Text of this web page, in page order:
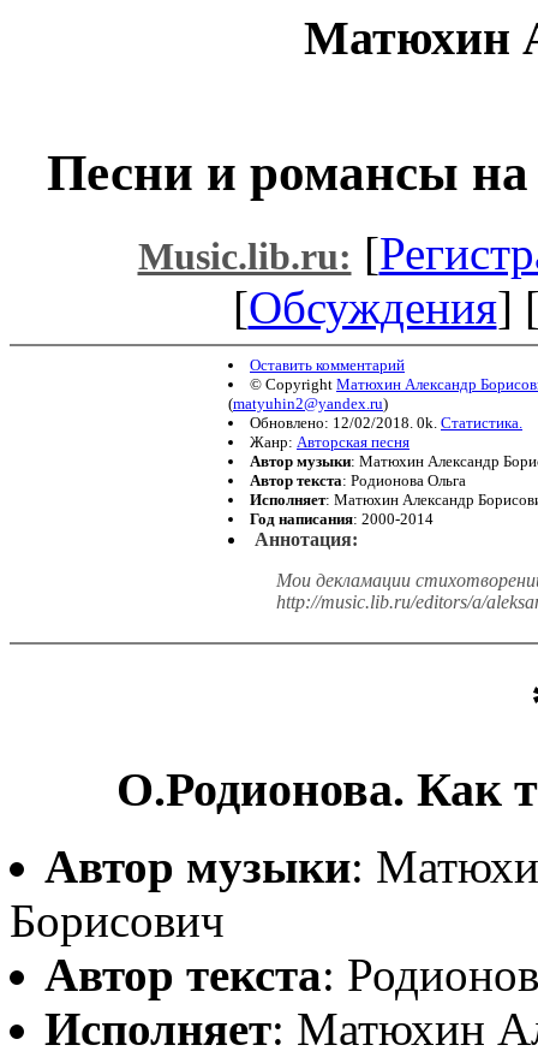
Матюхин
Песни и романсы
Music.lib.ru: [
[Обсуждения]
Оставить комментарий
© Copyright Матюхин Александр
(matyuhin2@yandex.ru)
Обновлено: 12/02/2018. 0k. Статистика.
Жанр: Авторская песня
Автор музыки: Матюхин Александр
Автор текста: Родионова Ольга
Исполняет: Матюхин Александр
Год написания: 2000-2014
Аннотация:
Мои декламации
http://music.lib.ru/editors/a/
О.Родионова. Как
Автор музыки:
Борисович
Автор текста:
Исполняет: Матюхин